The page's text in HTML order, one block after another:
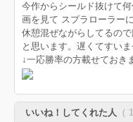
今作からシールド抜けて
画を見て スプラローラー
休憩混ぜながらしてるの
と思います。遅くてすいま
↓一応勝率の方載せておき
いいね！してくれた人 （